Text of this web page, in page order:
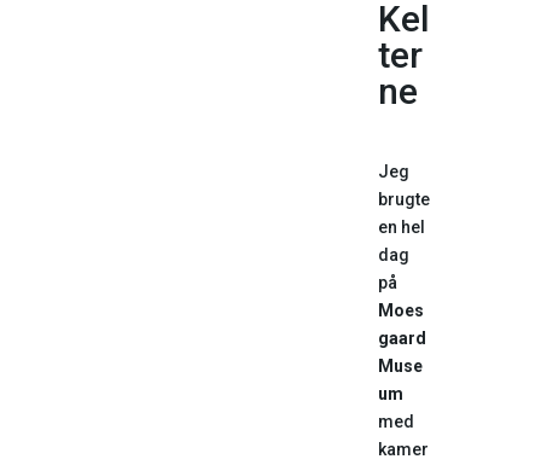
Kel
ter
ne
Jeg
brugte
en hel
dag
på
Moes
gaard
Muse
um
med
kamer